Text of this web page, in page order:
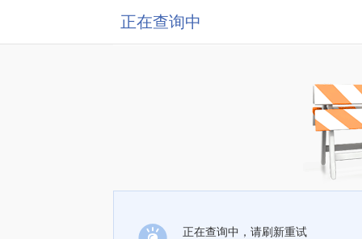
正在查询中
正在查询中，请刷新重试